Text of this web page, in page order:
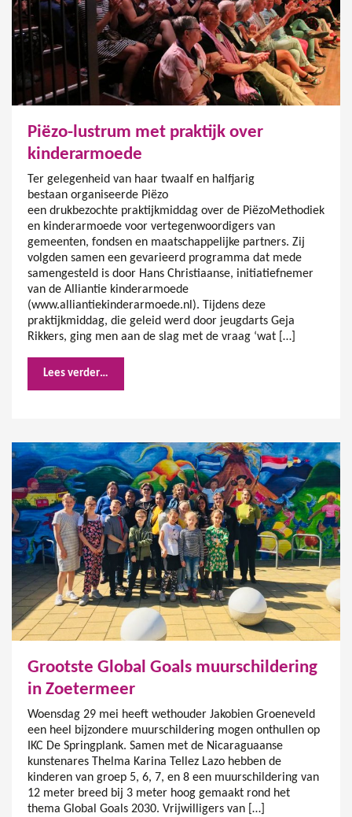
Piëzo-lustrum met praktijk over
kinderarmoede
Ter gelegenheid van haar twaalf en halfjarig
bestaan organiseerde Piëzo
een drukbezochte praktijkmiddag over de PiëzoMethodiek
en kinderarmoede voor vertegenwoordigers van
gemeenten, fondsen en maatschappelijke partners. Zij
volgden samen een gevarieerd programma dat mede
samengesteld is door Hans Christiaanse, initiatiefnemer
van de Alliantie kinderarmoede
(www.alliantiekinderarmoede.nl). Tijdens deze
praktijkmiddag, die geleid werd door jeugdarts Geja
Rikkers, ging men aan de slag met de vraag ‘wat […]
Lees verder…
Grootste Global Goals muurschildering
in Zoetermeer
Woensdag 29 mei heeft wethouder Jakobien Groeneveld
een heel bijzondere muurschildering mogen onthullen op
IKC De Springplank. Samen met de Nicaraguaanse
kunstenares Thelma Karina Tellez Lazo hebben de
kinderen van groep 5, 6, 7, en 8 een muurschildering van
12 meter breed bij 3 meter hoog gemaakt rond het
thema Global Goals 2030. Vrijwilligers van […]